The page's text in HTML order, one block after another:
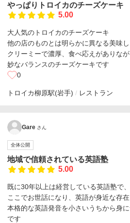
やっぱりトロイカのチーズケーキ
5.00
大人気のトロイカのチーズケーキ
他の店のものとは明らかに異なる美味し
クリーミーで濃厚、食べ応えがありな
妙なバランスのチーズケーキです
0
トロイカ柳原駅(岩手) レストラン
Gare さん
全体公開
地域で信頼されている英語塾
5.00
既に30年以上は経営している英語塾で
ここでお世話になり、英語が身近な存
本格的な英語発音を小さいうちから身
です